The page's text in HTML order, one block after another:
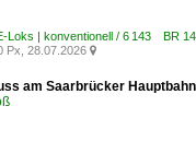
Loks | konventionell / 6 143 BR
Px, 28.07.2026 
am Saarbrücker